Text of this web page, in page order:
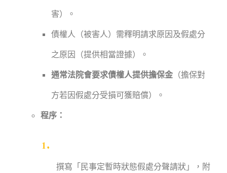
害）。
債權人（被害人）需釋明請求原因及假處分
之原因（提供相當證據）。
通常法院會要求債權人提供擔保金 （擔保對
方若因假處分受損可獲賠償）。
程序：
撰寫「民事定暫時狀態假處分聲請狀」，附